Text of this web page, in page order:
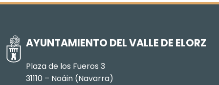
AYUNTAMIENTO DEL VALLE DE ELORZ
Plaza de los Fueros 3
31110 – Noáin (Navarra)